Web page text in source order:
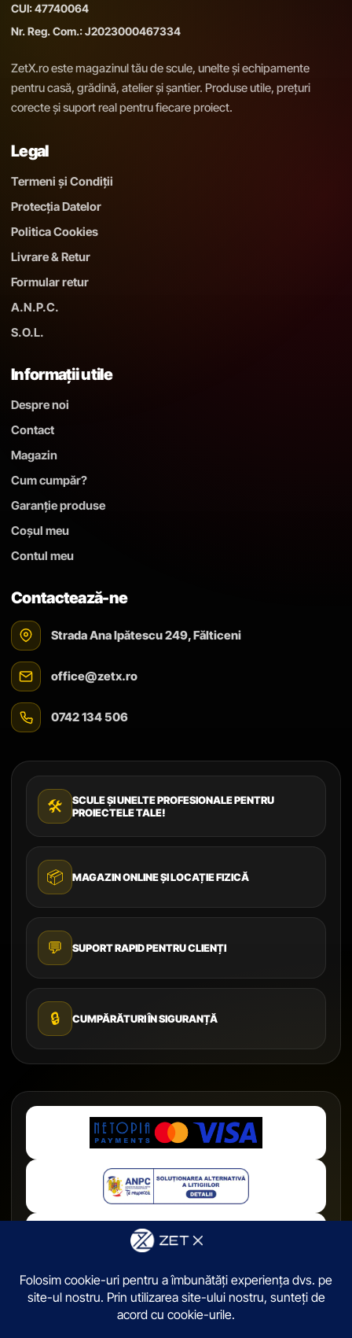
CUI: 47740064
Nr. Reg. Com.: J2023000467334
ZetX.ro este magazinul tău de scule, unelte și echipamente
pentru casă, grădină, atelier și șantier. Produse utile, prețuri
corecte și suport real pentru fiecare proiect.
Legal
Termeni și Condiții
Protecția Datelor
Politica Cookies
Livrare & Retur
Formular retur
A.N.P.C.
S.O.L.
Informații utile
Despre noi
Contact
Magazin
Cum cumpăr?
Garanție produse
Coșul meu
Contul meu
Contactează-ne
Strada Ana Ipătescu 249, Fălticeni
office@zetx.ro
0742 134 506
🛠️
SCULE ȘI UNELTE PROFESIONALE PENTRU
PROIECTELE TALE!
📦 MAGAZIN ONLINE ȘI LOCAȚIE FIZICĂ
💬 SUPORT RAPID PENTRU CLIENȚI
🔒 CUMPĂRĂTURI ÎN SIGURANȚĂ